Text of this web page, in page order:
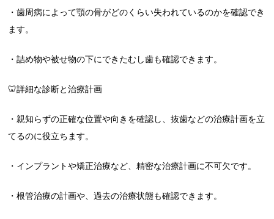
・歯周病によって顎の骨がどのくらい失われているのかを確認でき
ます。
・詰め物や被せ物の下にできたむし歯も確認できます。
🦷詳細な診断と治療計画
・親知らずの正確な位置や向きを確認し、抜歯などの治療計画を立
てるのに役立ちます。
・インプラントや矯正治療など、精密な治療計画に不可欠です。
・根管治療の計画や、過去の治療状態も確認できます。